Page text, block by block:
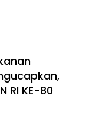
RI KE-80